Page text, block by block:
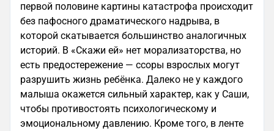
первой половине картины катастрофа происходит
без пафосного драматического надрыва, в
которой скатывается большинство аналогичных
историй. В «Скажи ей» нет морализаторства, но
есть предостережение — ссоры взрослых могут
разрушить жизнь ребёнка. Далеко не у каждого
малыша окажется сильный характер, как у Саши,
чтобы противостоять психологическому и
эмоциональному давлению. Кроме того, в ленте